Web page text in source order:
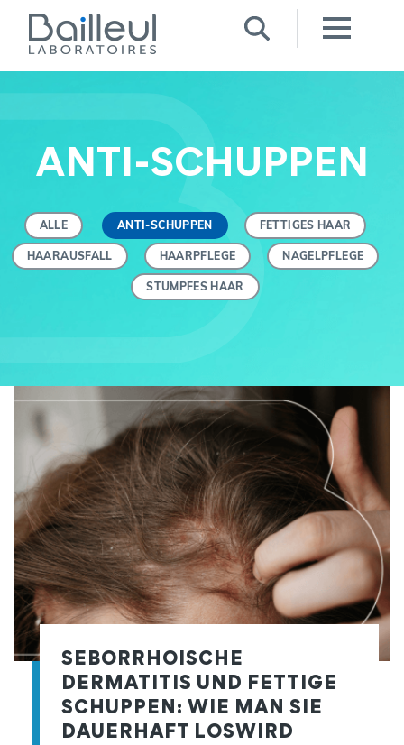
ANTI-SCHUPPEN
ALLE ANTI-SCHUPPEN FETTIGES HAAR
HAARAUSFALL HAARPFLEGE NAGELPFLEGE
STUMPFES HAAR
SEBORRHOISCHE
DERMATITIS UND FETTIGE
SCHUPPEN: WIE MAN SIE
DAUERHAFT LOSWIRD